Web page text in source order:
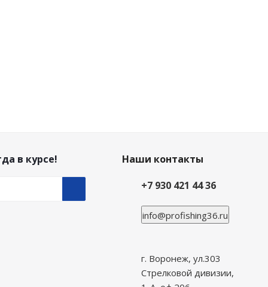
в курсе!
Наши контакты
+7 930 421 44 36
info@profishing36.ru
г. Воронеж, ул.303
Стрелковой дивизии,